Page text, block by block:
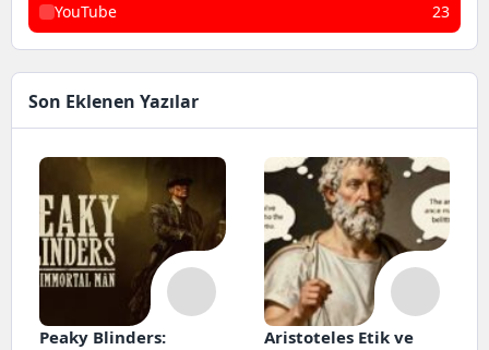
YouTube 23
Son Eklenen Yazılar
Peaky Blinders:
Aristoteles Etik ve